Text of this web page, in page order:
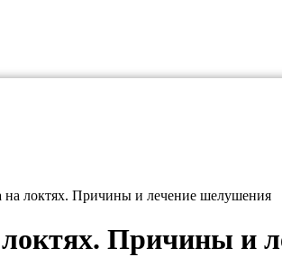
локтях. Причины и лечение шелушения
Причины и